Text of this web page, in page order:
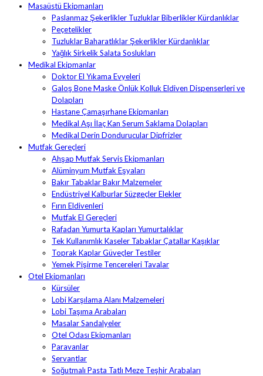
Masaüstü Ekipmanları
Paslanmaz Şekerlikler Tuzluklar Biberlikler Kürdanlıklar
Peçetelikler
Tuzluklar Baharatlıklar Şekerlikler Kürdanlıklar
Yağlık Sirkelik Salata Soslukları
Medikal Ekipmanlar
Doktor El Yıkama Evyeleri
Galoş Bone Maske Önlük Kolluk Eldiven Dispenserleri ve
Dolapları
Hastane Çamaşırhane Ekipmanları
Medikal Aşı İlaç Kan Serum Saklama Dolapları
Medikal Derin Dondurucular Dipfrizler
Mutfak Gereçleri
Ahşap Mutfak Servis Ekipmanları
Alüminyum Mutfak Eşyaları
Bakır Tabaklar Bakır Malzemeler
Endüstriyel Kalburlar Süzgeçler Elekler
Fırın Eldivenleri
Mutfak El Gereçleri
Rafadan Yumurta Kapları Yumurtalıklar
Tek Kullanımlık Kaseler Tabaklar Çatallar Kaşıklar
Toprak Kaplar Güveçler Testiler
Yemek Pişirme Tencereleri Tavalar
Otel Ekipmanları
Kürsüler
Lobi Karşılama Alanı Malzemeleri
Lobi Taşıma Arabaları
Masalar Sandalyeler
Otel Odası Ekipmanları
Paravanlar
Servantlar
Soğutmalı Pasta Tatlı Meze Teşhir Arabaları